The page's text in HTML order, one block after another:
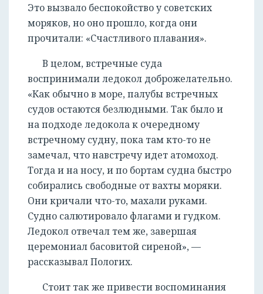
Это вызвало беспокойство у советских
моряков, но оно прошло, когда они
прочитали: «Счастливого плавания».
В целом, встречные суда
воспринимали ледокол доброжелательно.
«Как обычно в море, палубы встречных
судов остаются безлюдными. Так было и
на подходе ледокола к очередному
встречному судну, пока там кто-то не
замечал, что навстречу идет атомоход.
Тогда и на носу, и по бортам судна быстро
собирались свободные от вахты моряки.
Они кричали что-то, махали руками.
Судно салютировало флагами и гудком.
Ледокол отвечал тем же, завершая
церемониал басовитой сиреной», —
рассказывал Пологих.
Стоит так же привести воспоминания